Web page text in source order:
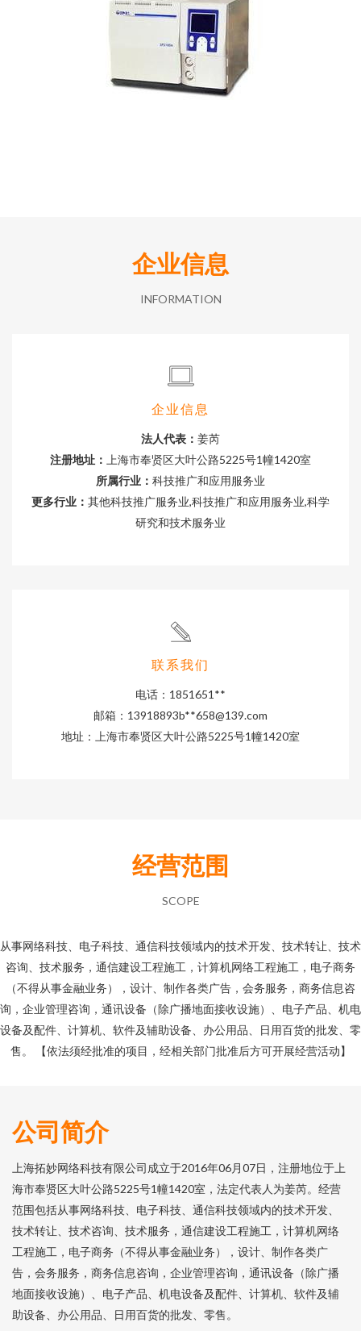
企业信息
INFORMATION
企业信息
法人代表： 姜芮
注册地址：
上海市奉贤区大叶公路5225号1幢1420室
所属行业： 科技推广和应用服务业
更多行业： 其他科技推广服务业,科技推广和应用服务业,科学
研究和技术服务业
联系我们
电话：1851651**
邮箱：13918893b**658@139.com
地址：上海市奉贤区大叶公路5225号1幢1420室
经营范围
SCOPE
从事网络科技、电子科技、通信科技领域内的技术开发、技术转让、技术
咨询、技术服务，通信建设工程施工，计算机网络工程施工，电子商务
（不得从事金融业务），设计、制作各类广告，会务服务，商务信息咨
询，企业管理咨询，通讯设备（除广播地面接收设施）、电子产品、机电
设备及配件、计算机、软件及辅助设备、办公用品、日用百货的批发、零
售。 【依法须经批准的项目，经相关部门批准后方可开展经营活动】
公司简介
上海拓妙网络科技有限公司成立于2016年06月07日，注册地位于上
海市奉贤区大叶公路5225号1幢1420室，法定代表人为姜芮。经营
范围包括从事网络科技、电子科技、通信科技领域内的技术开发、
技术转让、技术咨询、技术服务，通信建设工程施工，计算机网络
工程施工，电子商务（不得从事金融业务），设计、制作各类广
告，会务服务，商务信息咨询，企业管理咨询，通讯设备（除广播
地面接收设施）、电子产品、机电设备及配件、计算机、软件及辅
助设备、办公用品、日用百货的批发、零售。